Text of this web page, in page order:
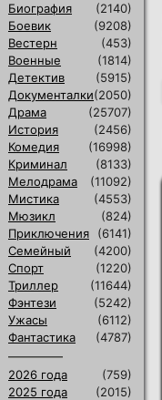
Биография
(2140)
Боевик
(9208)
Вестерн
(453)
Военные
(1814)
Детектив
(5915)
Документалки(2050)
Драма
(25707)
История
(2456)
Комедия
(16998)
Криминал
(8133)
Мелодрама
(11092)
Мистика
(4553)
Мюзикл
(824)
Приключения
(6141)
Семейный
(4200)
Спорт
(1220)
Триллер
(11644)
Фэнтези
(5242)
Ужасы
(6112)
Фантастика
(4787)
2026 года
(759)
2025 года
(2015)